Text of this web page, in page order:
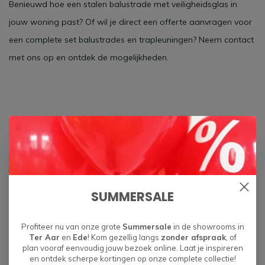
Benieuwd hoe een stalen balustrade met veiligheidsglas in
jouw woning past? Of wil je direct een offerte aanvragen voor
een complete set balustrades en trapleuningen? Neem contact
met ons op en ontdek de mogelijkheden.
Foto: Hoogland - TAO - DHD - Copywrigth The Art of Living
magazine – Fotografie Jurrit van der Waal
Reacties
SUMMERSALE
Profiteer nu van onze grote Summersale in de showrooms in
Ter Aar en Ede! Kom gezellig langs zonder afspraak, of
plan vooraf eenvoudig jouw bezoek online. Laat je inspireren
en ontdek scherpe kortingen op onze complete collectie!